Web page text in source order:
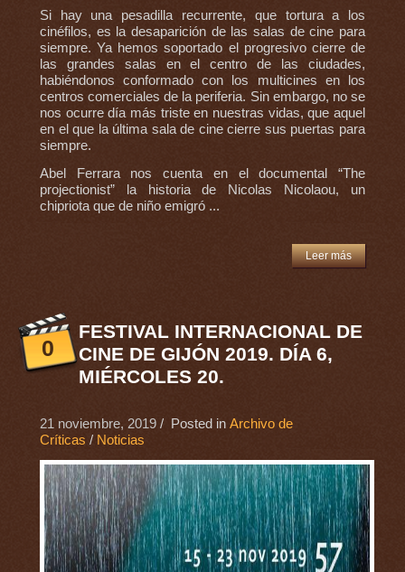
Si hay una pesadilla recurrente, que tortura a los
cinéfilos, es la desaparición de las salas de cine para
siempre. Ya hemos soportado el progresivo cierre de
las grandes salas en el centro de las ciudades,
habiéndonos conformado con los multicines en los
centros comerciales de la periferia. Sin embargo, no se
nos ocurre día más triste en nuestras vidas, que aquel
en el que la última sala de cine cierre sus puertas para
siempre.
Abel Ferrara nos cuenta en el documental “The
projectionist” la historia de Nicolas Nicolaou, un
chipriota que de niño emigró ...
Leer más
0
FESTIVAL INTERNACIONAL DE
CINE DE GIJÓN 2019. DÍA 6,
MIÉRCOLES 20.
21 noviembre, 2019/ Posted in Archivo de
Críticas / Noticias